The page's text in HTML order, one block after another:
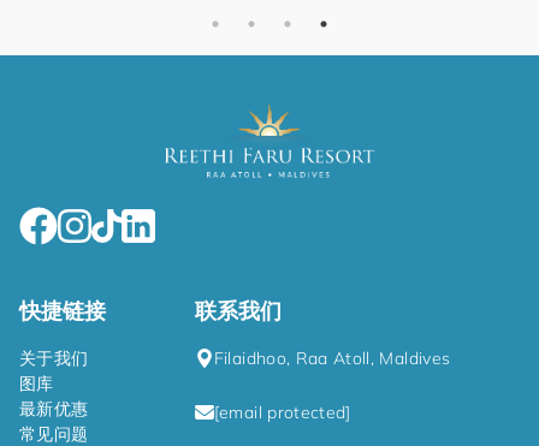
快捷链接
关于我们
图库
最新优惠
常见问题
联系我们
Filaidhoo, Raa Atoll, Maldives
[email protected]